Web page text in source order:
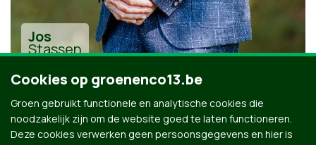
Jos
Stassen
Cookies op groenenco13.be
Groen gebruikt functionele en analytische cookies die
noodzakelijk zijn om de website goed te laten functioneren.
Deze cookies verwerken geen persoonsgegevens en hier is